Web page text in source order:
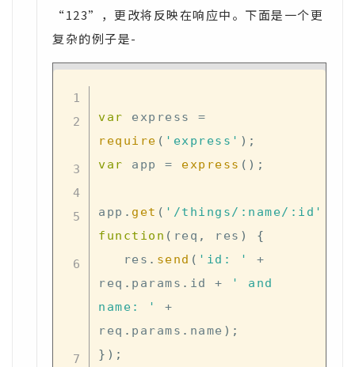
“123”，更改将反映在响应中。下面是一个更
复杂的例子是-
var express =
require ( 'express' ) ;
var app = express ( ) ;
app . get ( '/things/:name/:id'
function ( req , res )
{
   res
. send ( 'id: '
+
req . params . id +
' and
name: '
+
req . params . name ) ;
} ) ;